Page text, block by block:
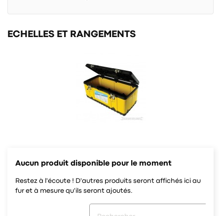
ECHELLES ET RANGEMENTS
Aucun produit disponible pour le moment
Restez à l'écoute ! D'autres produits seront affichés ici au
fur et à mesure qu'ils seront ajoutés.